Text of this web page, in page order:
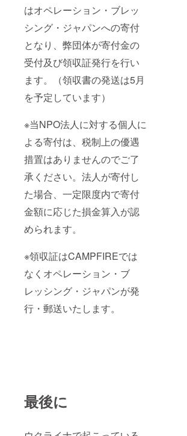
はオペレーション・ブレッ
シング・ジャパンへの寄付
となり、弊団体が寄付金の
受付及び領収証発行を行い
ます。（領収書の発送は5月
を予定しています）
※当NPO法人に対する個人に
よる寄付は、税制上の優遇
措置はありませんのでご了
承ください。法人が寄付し
た場合、一定限度内で寄付
金額に応じた損金算入が認
められます。
※領収証はCAMPFIREでは
なくオペレーション・ブ
レッシング・ジャパンが発
行・郵送いたします。
最後に